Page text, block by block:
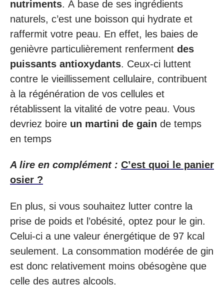
nutriments. À base de ses ingrédients
naturels, c’est une boisson qui hydrate et
raffermit votre peau. En effet, les baies de
genièvre particulièrement renferment des
puissants antioxydants. Ceux-ci luttent
contre le vieillissement cellulaire, contribuent
à la régénération de vos cellules et
rétablissent la vitalité de votre peau. Vous
devriez boire un martini de gain de temps
en temps
A lire en complément : C’est quoi le panier
osier ?
En plus, si vous souhaitez lutter contre la
prise de poids et l’obésité, optez pour le gin.
Celui-ci a une valeur énergétique de 97 kcal
seulement. La consommation modérée de gin
est donc relativement moins obésogène que
celle des autres alcools.